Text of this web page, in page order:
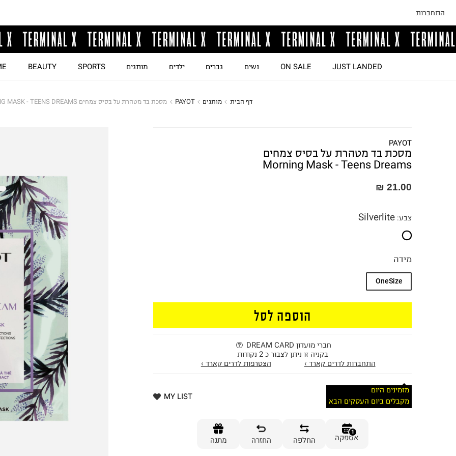
התחברות
JUST LANDED
ON SALE נשים גברים ילדים מותגים SPORTS
BEAUTY
דף הבית מותגים PAYOT מסכת בד מטהרת על בסיס צמחים MORNING MASK - TEENS DREAMS
PAYOT
מסכת בד מטהרת על בסיס צמחים
Morning Mask - Teens Dreams
21.00 ₪
צבע:
Silverlite
מידה
OneSize
הוספה לסל
חברי מועדון DREAM CARD
בקניה זו ניתן לצבור כ 2 נקודות
התחברות לדרים קארד ›
הצטרפות לדרים קארד ›
מזמינים היום
מקבלים ביום העסקים הבא
MY LIST
1
אספקה החלפה החזרה מתנה